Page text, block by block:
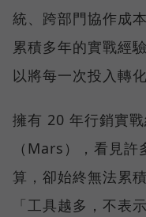
統、跨部門協作成
累積多年的實戰經
以將每一次投入轉
擁有 20 年行銷實
（Mars），看見
算，卻始終無法累
「工具越多，不表